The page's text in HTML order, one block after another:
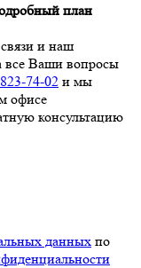
план
и наш
все Ваши вопросы
74-02 и мы
офисе
консультацию
данных по